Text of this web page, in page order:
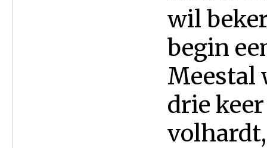
wil
begin
Meestal
drie